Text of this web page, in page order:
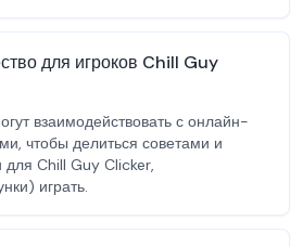
для игроков Chill Guy
взаимодействовать с онлайн-
чтобы делиться советами и
для Chill Guy Clicker,
играть.